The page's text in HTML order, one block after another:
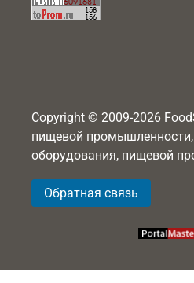
Copyright © 2009-2026
пищевой
оборудования, пищевой
Обратная связь